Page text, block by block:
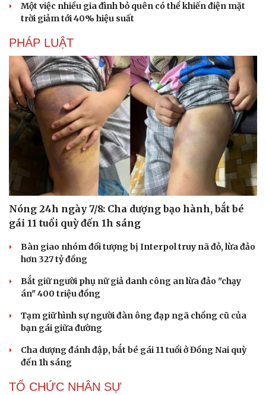
Một việc nhiều gia đình bỏ quên có thể khiến điện mặt
trời giảm tới 40% hiệu suất
PHÁP LUẬT
Nóng 24h ngày 7/8: Cha dượng bạo hành, bắt bé
gái 11 tuổi quỳ đến 1h sáng
Bàn giao nhóm đối tượng bị Interpol truy nã đỏ, lừa đảo
hơn 327 tỷ đồng
Bắt giữ người phụ nữ giả danh công an lừa đảo "chạy
án" 400 triệu đồng
Tạm giữ hình sự người đàn ông đạp ngã chồng cũ của
bạn gái giữa đường
Cha dượng đánh đập, bắt bé gái 11 tuổi ở Đồng Nai quỳ
đến 1h sáng
TỔ CHỨC NHÂN SỰ